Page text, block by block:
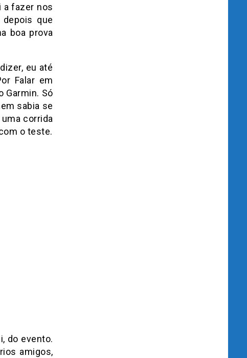
a fazer nos
que
boa prova
eu até
Falar em
Garmin. Só
sabia se
corrida
o teste.
do evento.
amigos,